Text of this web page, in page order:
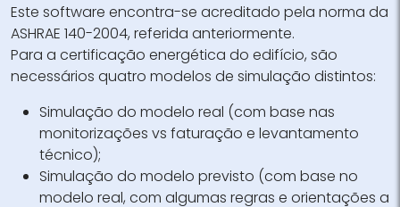
Este software encontra-se acreditado pela norma da
ASHRAE 140-2004, referida anteriormente.
Para a certificação energética do edifício, são
necessários quatro modelos de simulação distintos:
Simulação do modelo real (com base nas
monitorizações vs faturação e levantamento
técnico);
Simulação do modelo previsto (com base no
modelo real, com algumas regras e orientações a